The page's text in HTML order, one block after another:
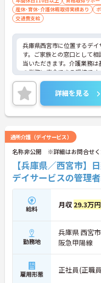
産休･育休･介護休暇取得実績あり
交通費支給
兵庫県西宮市に位置するデ
す。ご家族との窓口として
当いただきます。介護業務
の業務に専念できる環境で
月平均5時間程度と少なく、
確保しやすいです。ご興味の
ポイントなど、さらに詳細
軽にご相談ください！
詳細を見る
通所介護（デイサービス）
名称非公開 ※詳細はお問合せく
【兵庫県／西宮市
デイサービスの管理
給料 月収 29.3万
勤務地
兵庫県 西宮市
阪急甲陽線
雇用形態 正社員(正職